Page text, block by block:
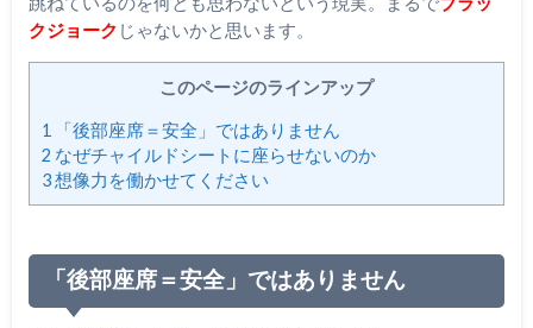
クジョーク じゃないかと思います。
このページのラインアップ
1
「後部座席＝安全」ではありません
2 なぜチャイルドシートに座らせないのか
3想像力を働かせてください
「後部座席＝安全」ではありません